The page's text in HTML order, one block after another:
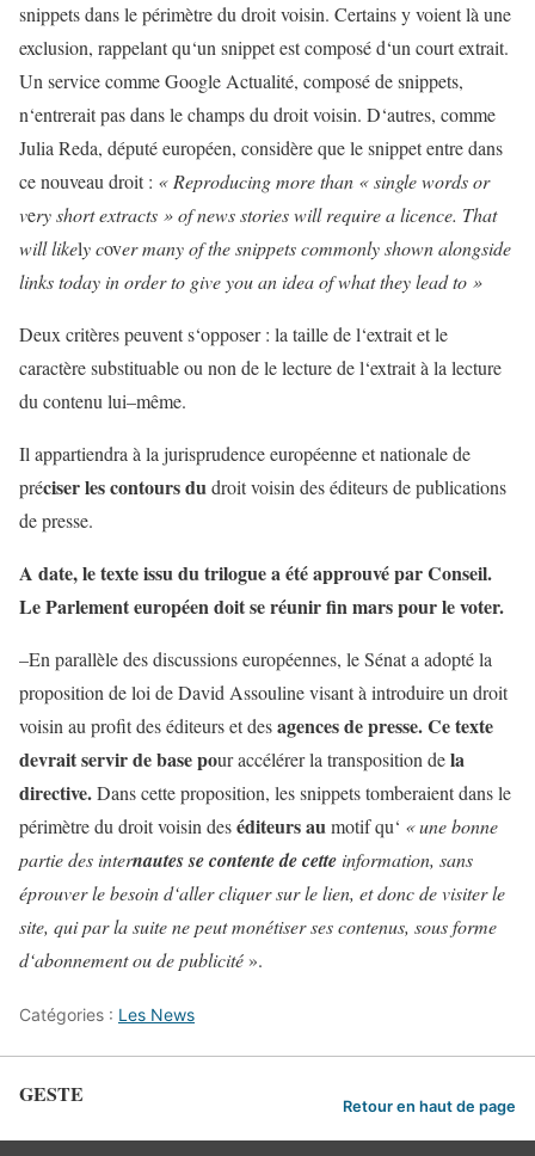
snippetsdanslepérimètredu droitvoisin. Certainsyvoientlà une
exclusion, rappelantqu‘un snippetestcomposéd‘un courtextrait.
Un servicecommeGoogle Actualité, composédesnippets,
n‘entreraitpasdanslechampsdu droitvoisin. D‘autres, comme
Julia Reda, députéeuropéen, considèrequelesnippetentredans
cenouveau droit: « Reproducingmorethan «singlewordsor
veryshortextracts »ofnewsstorieswillrequirealicence. That
willlikelycovermanyofthesnippetscommonlyshownalongside
linkstoday inorderto giveyouan ideaofwhattheyleadto »
Deux critèrespeuvents‘opposer: la tailledel‘extraitetle
caractèresubstituableou non delelecturedel‘extraità la lecture
du contenu lui–même.
Il appartiendra à la jurisprudenceeuropéenneetnationalede
préciserlescontoursdudroitvoisin deséditeursdepublications
depresse.
A date,letexteissudutrilogueaétéapprouvéparConseil.
LeParlementeuropéendoitseréunirfinmarspourlevoter.
–En parallèledesdiscussionseuropéennes, leSénata adoptéla
proposition deloi deDavid Assoulinevisantà introduireun droit
voisin au profitdeséditeursetdesagencesdepresse.Cetexte
devraitservirdebasepouraccélérerla transposition dela
directive.Danscetteproposition, lessnippetstomberaientdansle
périmètredu droitvoisin deséditeursaumotifqu‘ «unebonne
partiedes internautes secontentedecette information, sans
éprouverlebesoind‘allercliquersurlelien, etdoncdevisiterle
site, quiparlasuitenepeutmonétisersescontenus, sousforme
d‘abonnementoudepublicité ».
Catégories : Les News
GESTE Retour en haut de page